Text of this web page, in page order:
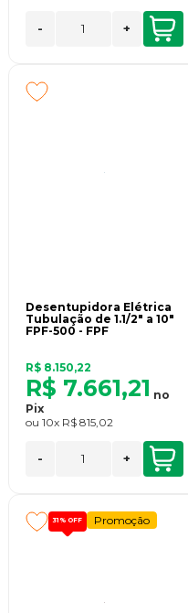
- +
Desentupidora Elétrica
Tubulação de 1.1/2" a 10"
FPF-500 - FPF
R$ 8.150,22
R$ 7.661,21 no
Pix
ou 10x R$ 815,02
- +
31% OFF Promoção